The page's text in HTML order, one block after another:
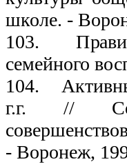
школе. -
103.
семейного
104.
г.г. //
- Воронеж,